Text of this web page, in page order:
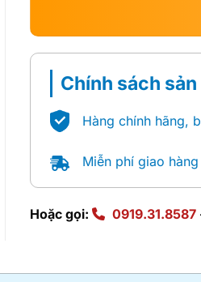
Chính sách
Hàng chính hãng,
Miễn phí giao
Hoặc gọi: 0919.31.8587